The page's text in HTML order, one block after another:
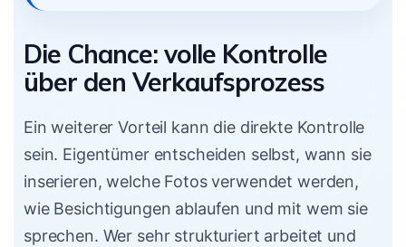
Die Chance: volle Kontrolle
über den Verkaufsprozess
Ein weiterer Vorteil kann die direkte Kontrolle
sein. Eigentümer entscheiden selbst, wann sie
inserieren, welche Fotos verwendet werden,
wie Besichtigungen ablaufen und mit wem sie
sprechen. Wer sehr strukturiert arbeitet und